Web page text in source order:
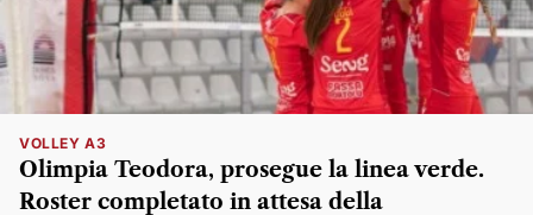
VOLLEY A3
Olimpia Teodora, prosegue la linea verde.
Roster completato in attesa della